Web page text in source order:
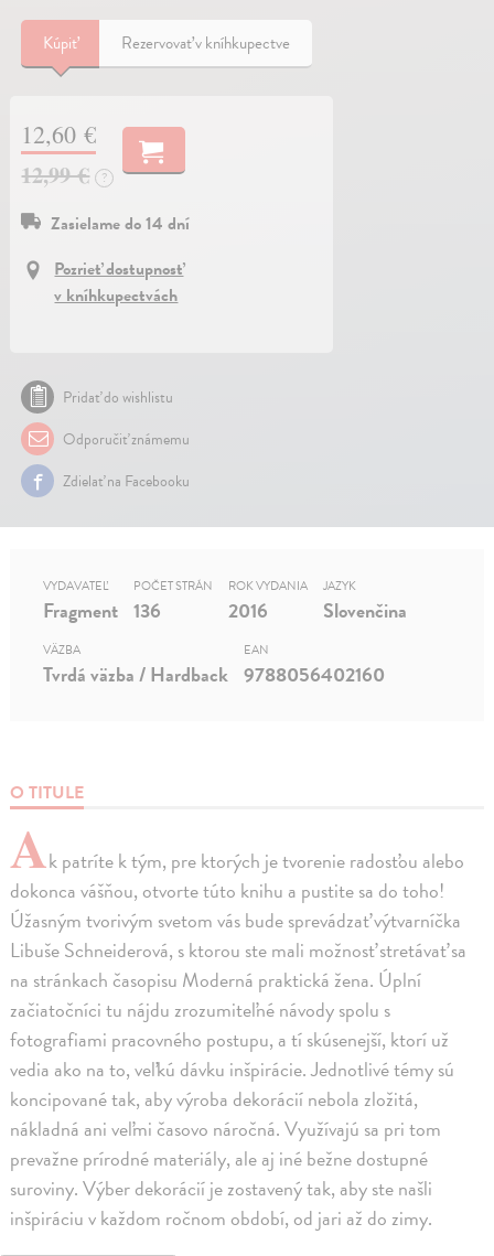
Kúpiť Rezervovať v kníhkupectve
12,60 €
12,99 €
?
Zasielame do 14 dní
Pozrieť dostupnosť
v kníhkupectvách
Pridať do wishlistu
Odporučiť známemu
Zdielať na Facebooku
O TITULE
Ak patríte k tým, pre ktorých je tvorenie radosťou alebo
dokonca vášňou, otvorte túto knihu a pustite sa do toho!
Úžasným tvorivým svetom vás bude sprevádzať výtvarníčka
Libuše Schneiderová, s ktorou ste mali možnosť stretávať sa
na stránkach časopisu Moderná praktická žena. Úplní
začiatočníci tu nájdu zrozumiteľné návody spolu s
fotografiami pracovného postupu, a tí skúsenejší, ktorí už
vedia ako na to, veľkú dávku inšpirácie. Jednotlivé témy sú
koncipované tak, aby výroba dekorácií nebola zložitá,
nákladná ani veľmi časovo náročná. Využívajú sa pri tom
prevažne prírodné materiály, ale aj iné bežne dostupné
suroviny. Výber dekorácií je zostavený tak, aby ste našli
inšpiráciu v každom ročnom období, od jari až do zimy.
VYDAVATEĽ
Fragment
POČET STRÁN
136
ROK VYDANIA
2016
JAZYK
Slovenčina
VÄZBA
Tvrdá väzba / Hardback
EAN
9788056402160